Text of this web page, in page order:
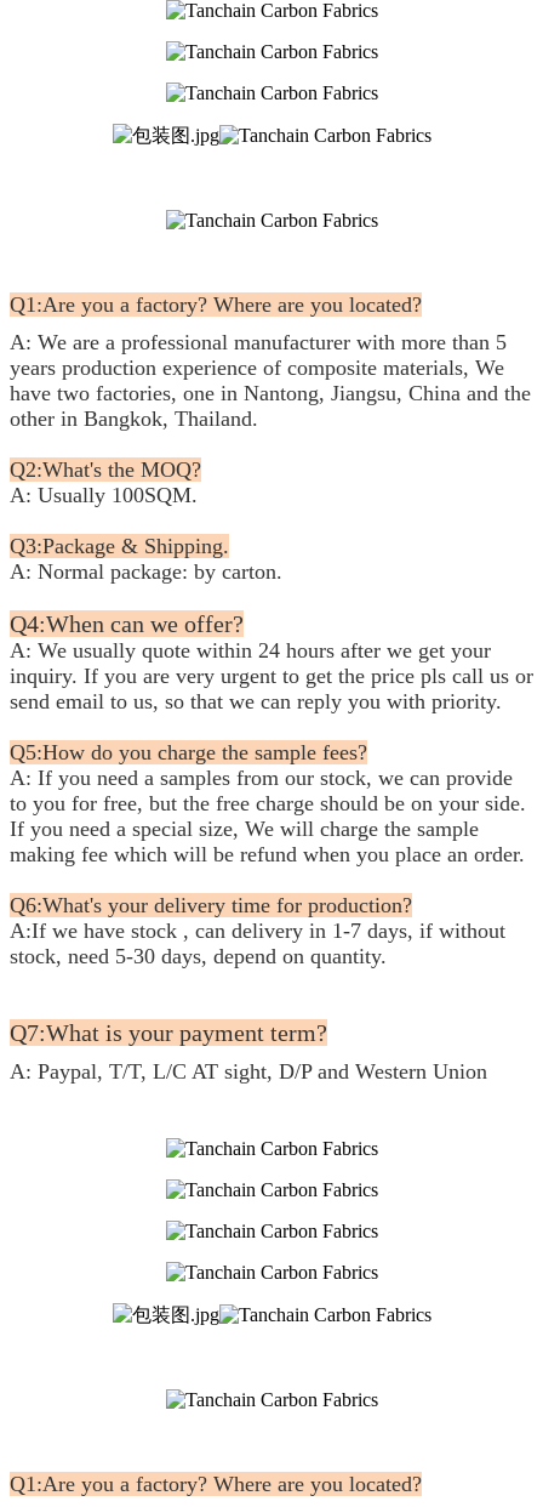
Q1:Are you a factory? Where are you located?
A: We are a professional manufacturer with more than 5
years production experience of composite materials, We
have two factories, one in Nantong, Jiangsu, China and the
other in Bangkok, Thailand.
Q2:What's the MOQ?
A: Usually 100SQM.
Q3:Package & Shipping.
A: Normal package: by carton.
Q4:When can we offer?
A: We usually quote within 24 hours after we get your
inquiry. If you are very urgent to get the price pls call us or
send email to us, so that we can reply you with priority.
Q5:How do you charge the sample fees?
A: If you need a samples from our stock, we can provide
to you for free, but the free charge should be on your side.
If you need a special size, We will charge the sample
making fee which will be refund when you place an order.
Q6:What's your delivery time for production?
A:If we have stock , can delivery in 1-7 days, if without
stock, need 5-30 days, depend on quantity.
Q7:What is your payment term?
A: Paypal, T/T, L/C AT sight, D/P and Western Union
Q1:Are you a factory? Where are you located?